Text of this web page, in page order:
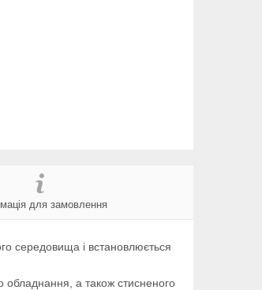
для замовлення
середовища і встановлюється
обладнання, а також стисненого